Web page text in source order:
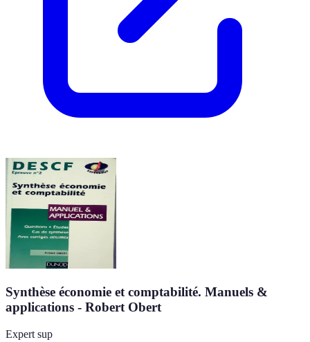
Synthèse économie et comptabilité. Manuels &
applications - Robert Obert
Expert sup